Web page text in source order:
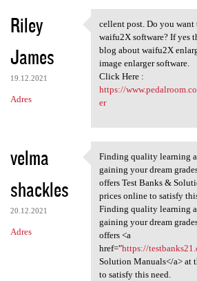
Riley
James
19.12.2021
Adres
cellent post. Do you
cellent post. Do you
waifu2X software? If yes
blog about waifu2X
image enlarger software.
Click Here :
https://
er
velma
shackles
20.12.2021
Adres
Finding quality
Finding quality learning
gaining your dream
offers Test Banks &
prices online to satisfy
Finding quality learning
gaining your dream
offers <a
href="https://
Solution Manuals</a> at
to satisfy this need.